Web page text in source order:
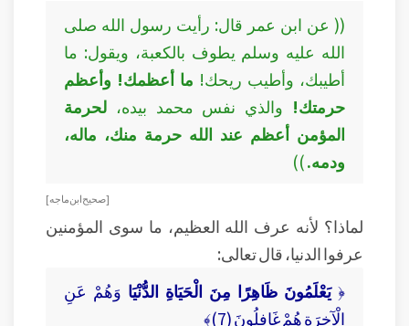
(( عن ابن عمر قال: رأيت رسول الله صلى
الله عليه وسلم يطوف بالكعبة، ويقول: ما
أطيبك، وأطيب ريحك! ما أعظمك! وأعظم
حرمتك! والذي نفس محمد بيده، لحرمة
المؤمن أعظم عند الله حرمة منك، ماله،
ودمه.))
[ صحيح ابن ماجه ]
لماذا؟ لأنه عرف الله العظيم، ما سوى المؤمنين
عرفوا الدنيا، قال تعالى:
﴿ يَعْلَمُونَ ظَاهِرًا مِنَ الْحَيَاةِ الدُّنْيَا وَهُمْ عَنِ
الْآخِرَةِ هُمْ غَافِلُونَ (7)﴾